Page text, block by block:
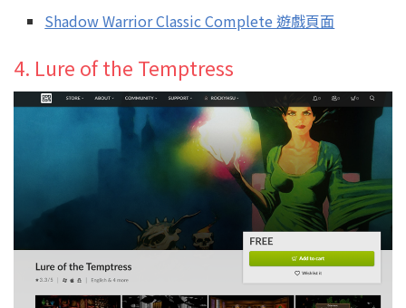
Shadow Warrior Classic Complete 遊戲頁面
4. Lure of the Temptress